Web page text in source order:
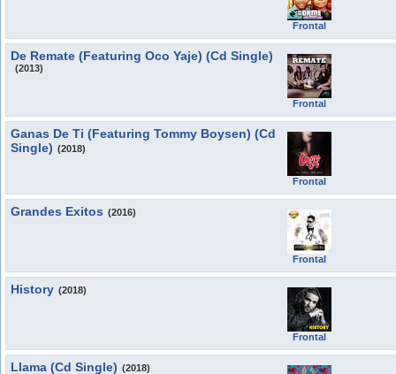
Frontal
De Remate (Featuring Oco Yaje) (Cd Single)
(2013)
Frontal
Ganas De Ti (Featuring Tommy Boysen) (Cd
Single) (2018)
Frontal
Grandes Exitos (2016)
Frontal
History (2018)
Frontal
Llama (Cd Single) (2018)